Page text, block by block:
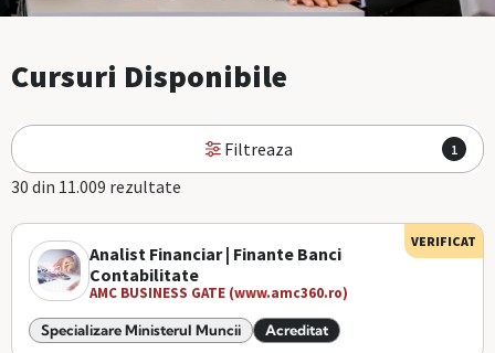
Cursuri Disponibile
Filtreaza 1
30 din 11.009 rezultate
Analist Financiar | Finante Banci
Contabilitate
AMC BUSINESS GATE (www.amc360.ro)
Specializare Ministerul Muncii Acreditat
VERIFICAT